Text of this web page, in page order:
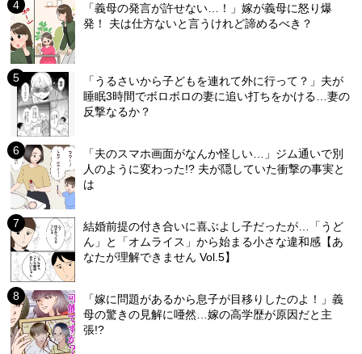
「義母の発言が許せない…！」嫁が義母に怒り爆
発！ 夫は仕方ないと言うけれど諦めるべき？
「うるさいから子どもを連れて外に行って？」夫が
睡眠3時間でボロボロの妻に追い打ちをかける…妻の
反撃なるか？
「夫のスマホ画面がなんか怪しい…」ジム通いで別
人のように変わった!? 夫が隠していた衝撃の事実と
は
結婚前提の付き合いに喜ぶよし子だったが…「うど
ん」と「オムライス」から始まる小さな違和感【あ
なたが理解できません Vol.5】
「嫁に問題があるから息子が目移りしたのよ！」義
母の驚きの見解に唖然…嫁の高学歴が原因だと主
張!?